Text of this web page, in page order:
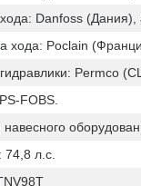
Danfoss
хода: Poclain
Permco
FOBS.
74,8 л.с.